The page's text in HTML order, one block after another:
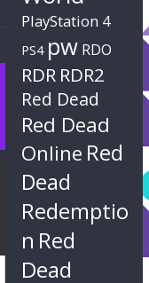
PlayStation 4
PS4 pw RDO
RDR RDR2
Red Dead
Red Dead
Online Red
Dead
Redemptio
n Red
Dead